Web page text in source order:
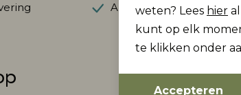
Automatisch sparen
Terug
weten? Lees hier
kunt op elk
te klikken onder
Accepteren